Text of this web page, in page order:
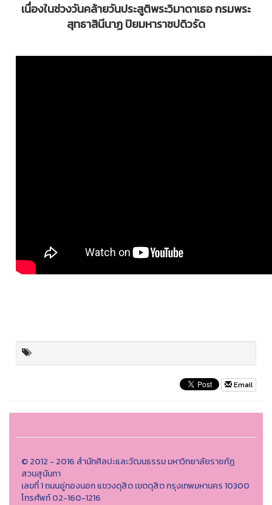
เนื่องในช่วงวันคล้ายวันประสูติพระวิมาดาเธอ กรมพระ
สุทธาสินีนาฏ ปิยมหาราชปดิวรัด
Email
© 2012 - 2016 สำนักศิลปะและวัฒนธรรม มหาวิทยาลัยราชภัฏ
สวนสุนันทา
เลขที่ 1 ถนนอู่ทองนอก แขวงดุสิต เขตดุสิต กรุงเทพมหานคร 10300
โทรศัพท์ 02-160-1216